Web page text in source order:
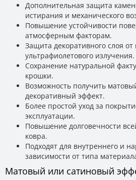
Дополнительная защита
истирания и механического
Повышение устойчивости
атмосферным факторам.
Защита декоративного слоя от
ультрафиолетового излучения.
Сохранение натуральной
крошки.
Возможность получить
декоративный эффект.
Более простой уход за
эксплуатации.
Повышение долговечности
ковра.
Подходят для внутреннего и
зависимости от типа
Матовый или сатиновый